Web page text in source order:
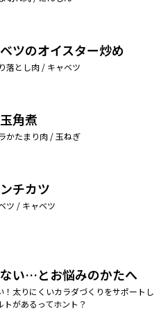
ツのオイスター炒め
落とし肉 / キャベツ
角煮
かたまり肉 / 玉ねぎ
チカツ
ツ / キャベツ
い…とお悩みのかたへ
！太りにくいカラダづくりをサポートし
トがあるってホント？